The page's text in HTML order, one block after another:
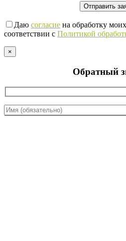
Даю согласие на обработку
соответствии с Политикой
×
Обратный